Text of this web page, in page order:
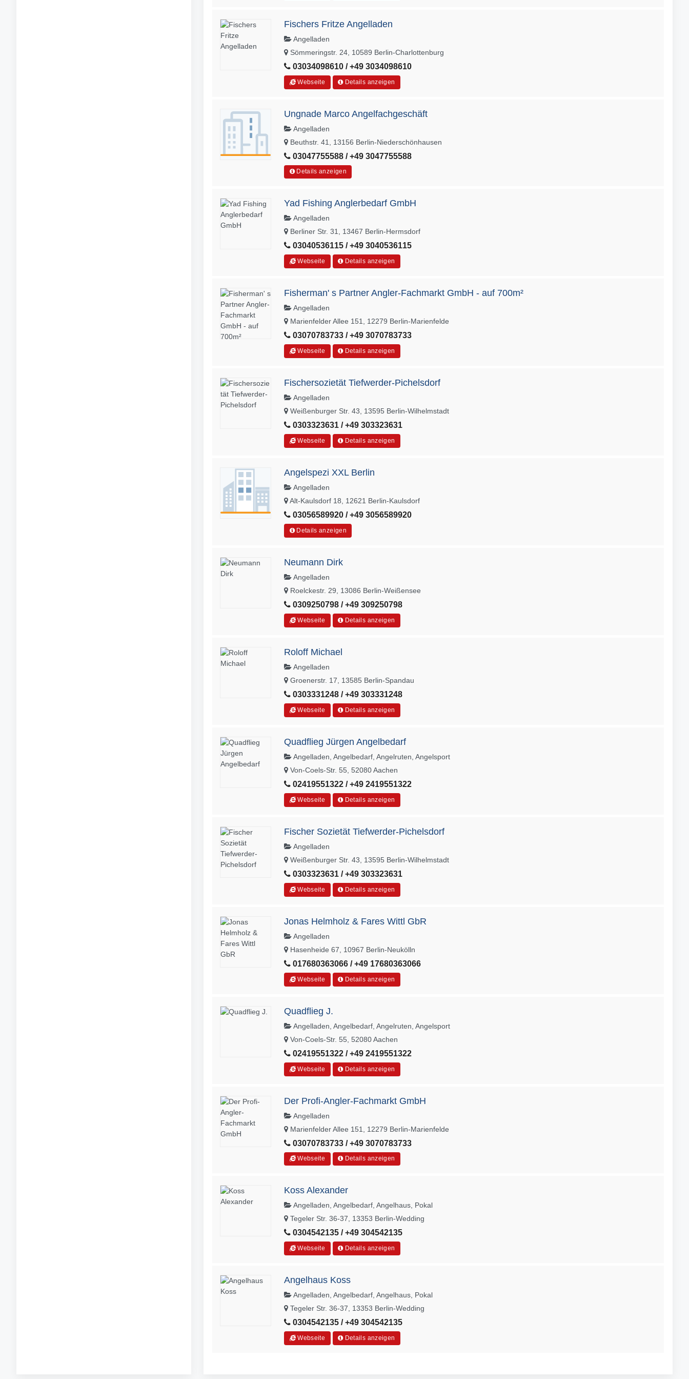
Fischers Fritze Angelladen
Angelladen
Sömmeringstr. 24, 10589 Berlin-Charlottenburg
03034098610 / +49 3034098610
Webseite Details anzeigen
Ungnade Marco Angelfachgeschäft
Angelladen
Beuthstr. 41, 13156 Berlin-Niederschönhausen
03047755588 / +49 3047755588
Details anzeigen
Yad Fishing Anglerbedarf GmbH
Angelladen
Berliner Str. 31, 13467 Berlin-Hermsdorf
03040536115 / +49 3040536115
Webseite Details anzeigen
Fisherman' s Partner Angler-Fachmarkt GmbH - auf 700m²
Angelladen
Marienfelder Allee 151, 12279 Berlin-Marienfelde
03070783733 / +49 3070783733
Webseite Details anzeigen
Fischersozietät Tiefwerder-Pichelsdorf
Angelladen
Weißenburger Str. 43, 13595 Berlin-Wilhelmstadt
0303323631 / +49 303323631
Webseite Details anzeigen
Angelspezi XXL Berlin
Angelladen
Alt-Kaulsdorf 18, 12621 Berlin-Kaulsdorf
03056589920 / +49 3056589920
Details anzeigen
Neumann Dirk
Angelladen
Roelckestr. 29, 13086 Berlin-Weißensee
0309250798 / +49 309250798
Webseite Details anzeigen
Roloff Michael
Angelladen
Groenerstr. 17, 13585 Berlin-Spandau
0303331248 / +49 303331248
Webseite Details anzeigen
Quadflieg Jürgen Angelbedarf
Angelladen, Angelbedarf, Angelruten, Angelsport
Von-Coels-Str. 55, 52080 Aachen
02419551322 / +49 2419551322
Webseite Details anzeigen
Fischer Sozietät Tiefwerder-Pichelsdorf
Angelladen
Weißenburger Str. 43, 13595 Berlin-Wilhelmstadt
0303323631 / +49 303323631
Webseite Details anzeigen
Jonas Helmholz & Fares Wittl GbR
Angelladen
Hasenheide 67, 10967 Berlin-Neukölln
017680363066 / +49 17680363066
Webseite Details anzeigen
Quadflieg J.
Angelladen, Angelbedarf, Angelruten, Angelsport
Von-Coels-Str. 55, 52080 Aachen
02419551322 / +49 2419551322
Webseite Details anzeigen
Der Profi-Angler-Fachmarkt GmbH
Angelladen
Marienfelder Allee 151, 12279 Berlin-Marienfelde
03070783733 / +49 3070783733
Webseite Details anzeigen
Koss Alexander
Angelladen, Angelbedarf, Angelhaus, Pokal
Tegeler Str. 36-37, 13353 Berlin-Wedding
0304542135 / +49 304542135
Webseite Details anzeigen
Angelhaus Koss
Angelladen, Angelbedarf, Angelhaus, Pokal
Tegeler Str. 36-37, 13353 Berlin-Wedding
0304542135 / +49 304542135
Webseite Details anzeigen